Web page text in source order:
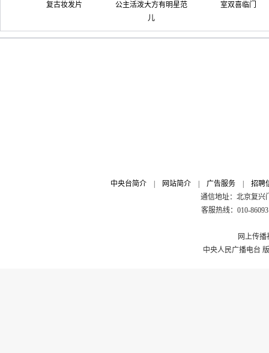
复古妆发片
公主活泼大方有明星范
儿
室双喜临门
中央台简介 网站简介 广告服务
招聘
通信地址：北京复兴
客服热线：010-
网上传播
中央人民广播电台